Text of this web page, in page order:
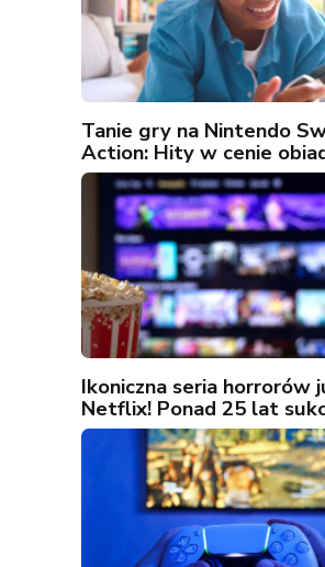
Tanie gry na Nintendo
Action: Hity w cenie
Ikoniczna seria horrorów
Netflix! Ponad 25 lat